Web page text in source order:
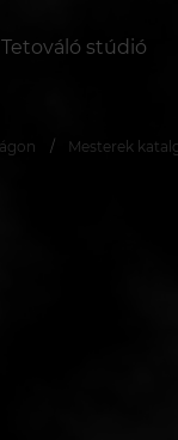
Tetováló stúdió
Mesterek